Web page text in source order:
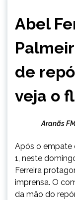
Abel
de
veja o
Aranãs
Após o empate
1, neste
Ferreira
imprensa. O
da mão do